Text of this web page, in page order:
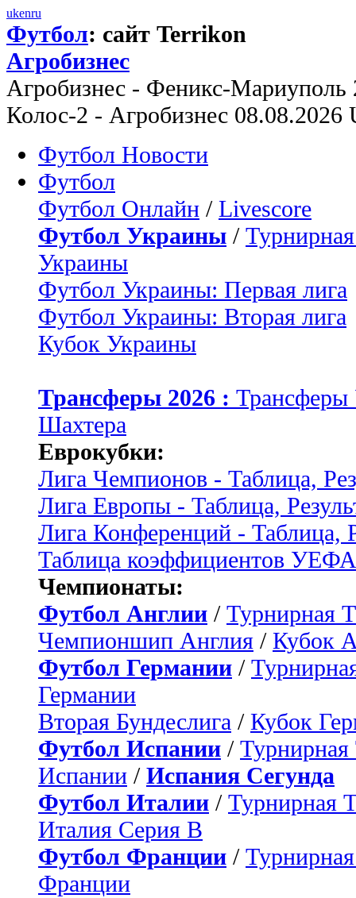
ukenru
Футбол: сайт Terrikon
Агробизнес
Агробизнес - Феникс-Мариуполь
Колос-2 - Агробизнес 08.08.2026
Футбол Новости
Футбол
Футбол Онлайн / Livescore
Футбол Украины /
Украины
Футбол Украины: Первая лига
Футбол Украины: Вторая лига
Кубок Украины
Трансферы 2026 :
Шахтера
Еврокубки:
Лига Чемпионов - Таблица,
Лига Европы - Таблица,
Лига Конференций - Таблица,
Таблица коэффициентов УЕФА
Чемпионаты:
Футбол Англии / Турнирная
Чемпионшип Англия / Кубок
Футбол Германии /
Германии
Вторая Бундеслига / Кубок
Футбол Испании / Турнирная
Испании / Испания Сегунда
Футбол Италии / Турнирная
Италия Серия B
Футбол Франции /
Франции